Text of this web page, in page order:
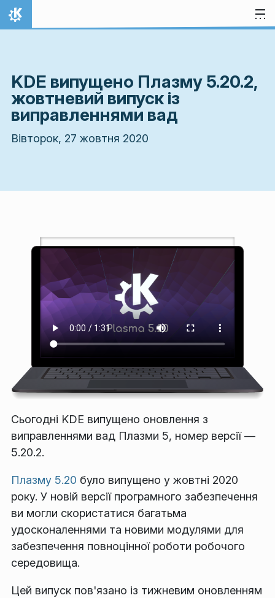
Перейти до вмісту
Домівка
KDE випущено Плазму 5.20.2,
жовтневий випуск із
виправленнями вад
Вівторок, 27 жовтня 2020
Сьогодні KDE випущено оновлення з
виправленнями вад Плазми 5, номер версії —
5.20.2.
Плазму 5.20 було випущено у жовтні 2020
року. У новій версії програмного забезпечення
ви могли скористатися багатьма
удосконаленнями та новими модулями для
забезпечення повноцінної роботи робочого
середовища.
Цей випуск пов'язано із тижневим оновленням